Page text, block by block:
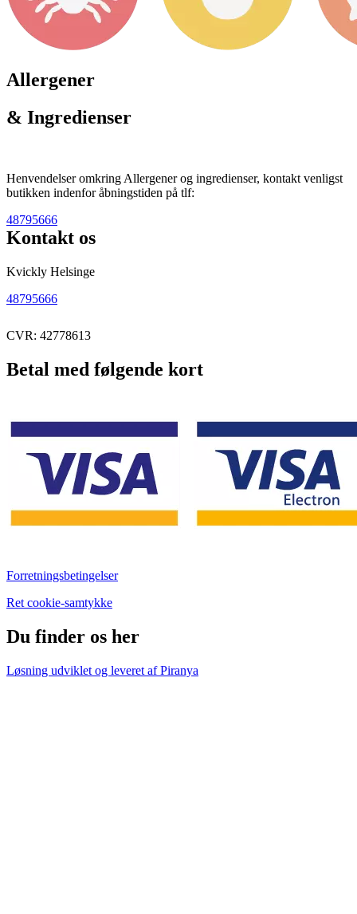
Allergener
& Ingredienser
Henvendelser omkring Allergener og ingredienser, kontakt venligst
butikken indenfor åbningstiden på tlf:
48795666
Kontakt os
Kvickly Helsinge
48795666
CVR: 42778613
Betal med følgende kort
Forretningsbetingelser
Ret cookie-samtykke
Du finder os her
Løsning udviklet og leveret afPiranya